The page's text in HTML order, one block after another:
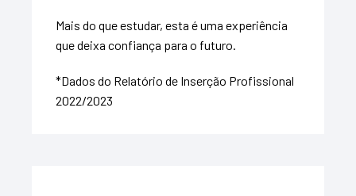
Mais do que estudar, esta é uma experiência
que deixa confiança para o futuro.
*Dados do Relatório de Inserção Profissional
2022/2023